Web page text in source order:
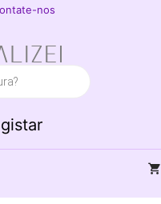
nos